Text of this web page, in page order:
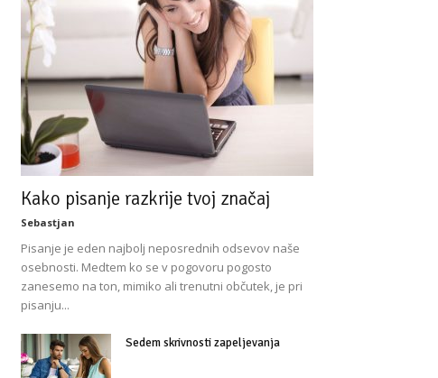
Kako pisanje razkrije tvoj značaj
Sebastjan
Pisanje je eden najbolj neposrednih odsevov naše
osebnosti. Medtem ko se v pogovoru pogosto
zanesemo na ton, mimiko ali trenutni občutek, je pri
pisanju...
Sedem skrivnosti zapeljevanja